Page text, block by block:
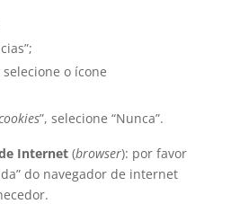
o ícone
”, selecione “Nunca”.
Internet(browser): por favor
do navegador de internet